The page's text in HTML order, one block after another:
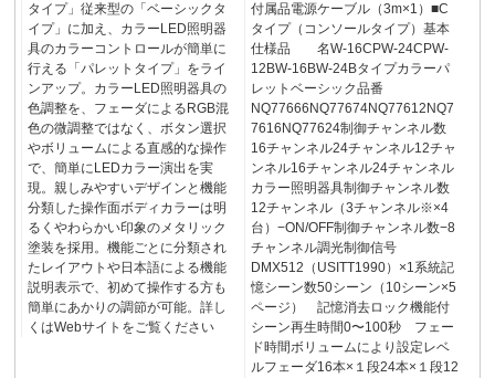
タイプ」従来型の「ベーシックタ
イプ」に加え、カラーLED照明器
具のカラーコントロールが簡単に
行える「パレットタイプ」をライ
ンアップ。カラーLED照明器具の
色調整を、フェーダによるRGB混
色の微調整ではなく、ボタン選択
やボリュームによる直感的な操作
で、簡単にLEDカラー演出を実
現。親しみやすいデザインと機能
分類した操作面ボディカラーは明
るくやわらかい印象のメタリック
塗装を採用。機能ごとに分類され
たレイアウトや日本語による機能
説明表示で、初めて操作する方も
簡単にあかりの調節が可能。詳し
くはWebサイトをご覧ください
付属品電源ケーブル（3m×1）■C
タイプ（コンソールタイプ）基本
仕様品 名W-16CPW-24CPW-
12BW-16BW-24Bタイプカラーパ
レットベーシック品番
NQ77666NQ77674NQ77612NQ7
7616NQ77624制御チャンネル数
16チャンネル24チャンネル12チャ
ンネル16チャンネル24チャンネル
カラー照明器具制御チャンネル数
12チャンネル（3チャンネル※×4
台）−ON/OFF制御チャンネル数−8
チャンネル調光制御信号
DMX512（USITT1990）×1系統記
憶シーン数50シーン（10シーン×5
ページ） 記憶消去ロック機能付
シーン再生時間0〜100秒 フェー
ド時間ボリュームにより設定レベ
ルフェーダ16本×１段24本×１段12